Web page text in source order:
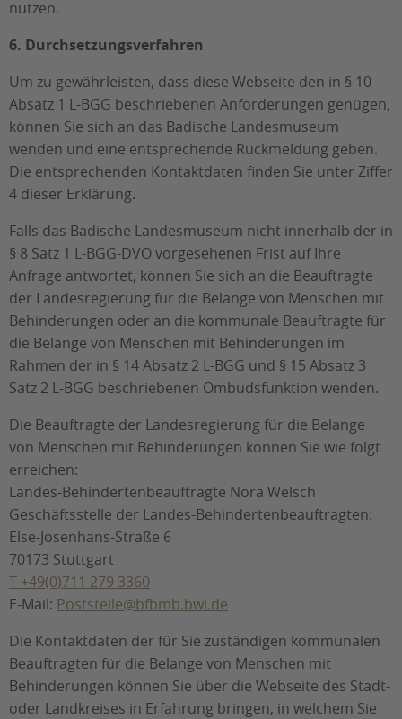
nutzen.
6. Durchsetzungsverfahren
Um zu gewährleisten, dass diese Webseite den in § 10
Absatz 1 L-BGG beschriebenen Anforderungen genügen,
können Sie sich an das Badische Landesmuseum
wenden und eine entsprechende Rückmeldung geben.
Die entsprechenden Kontaktdaten finden Sie unter Ziffer
4 dieser Erklärung.
Falls das Badische Landesmuseum nicht innerhalb der in
§ 8 Satz 1 L-BGG-DVO vorgesehenen Frist auf Ihre
Anfrage antwortet, können Sie sich an die Beauftragte
der Landesregierung für die Belange von Menschen mit
Behinderungen oder an die kommunale Beauftragte für
die Belange von Menschen mit Behinderungen im
Rahmen der in § 14 Absatz 2 L-BGG und § 15 Absatz 3
Satz 2 L-BGG beschriebenen Ombudsfunktion wenden.
Die Beauftragte der Landesregierung für die Belange
von Menschen mit Behinderungen können Sie wie folgt
erreichen:
Landes-Behindertenbeauftragte Nora Welsch
Geschäftsstelle der Landes-Behindertenbeauftragten:
Else-Josenhans-Straße 6
70173 Stuttgart
T +49(0)711 279 3360
E-Mail: Poststelle@bfbmb.bwl.de
Die Kontaktdaten der für Sie zuständigen kommunalen
Beauftragten für die Belange von Menschen mit
Behinderungen können Sie über die Webseite des Stadt-
oder Landkreises in Erfahrung bringen, in welchem Sie